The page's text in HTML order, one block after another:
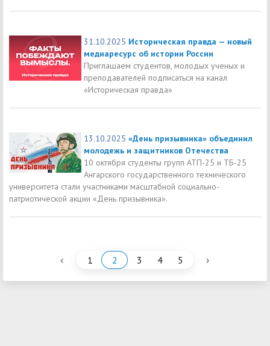
31.10.2025 Историческая правда — новый
медиаресурс об истории России
Приглашаем студентов, молодых ученых и
преподавателей подписаться на канал
«Историческая правда»
13.10.2025 «День призывника» объединил
молодежь и защитников Отечества
10 октября студенты групп АТП-25 и ТБ-25
Ангарского государственного технического
университета стали участниками масштабной социально-
патриотической акции «День призывника».
‹ 1 2 3 4 5 ›